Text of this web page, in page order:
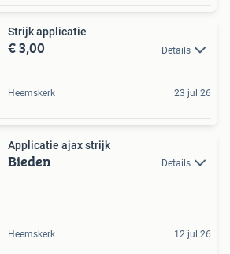
Strijk applicatie
€ 3,00 Details
Heemskerk 23 jul 26
Applicatie ajax strijk
Bieden Details
Heemskerk 12 jul 26